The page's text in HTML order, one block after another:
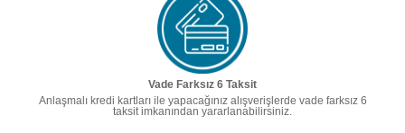
Vade Farksız 6 Taksit
Anlaşmalı kredi kartları ile yapacağınız alışverişlerde vade farksız 6
taksit imkanından yararlanabilirsiniz.